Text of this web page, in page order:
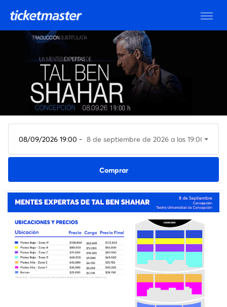
08/09/2026 19:00 - 8 de septiembre de 2026 a las 19:00
Ver entradas